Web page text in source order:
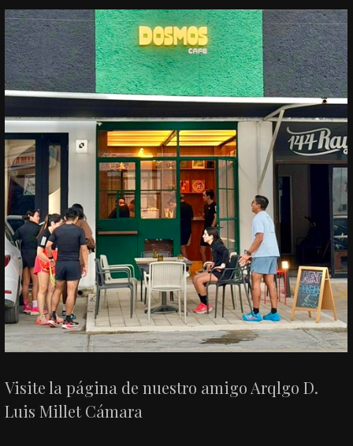
Visite la página de nuestro amigo Arqlgo D.
Luis Millet Cámara